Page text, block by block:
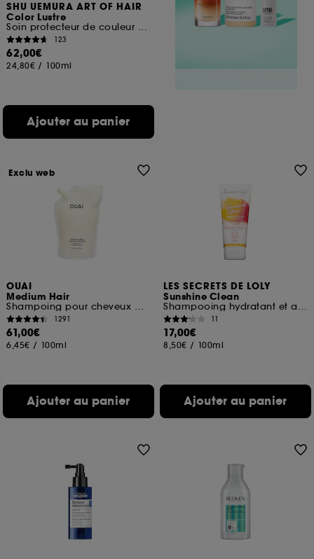
SHU UEMURA ART OF HAIR
Color Lustre
Soin protecteur de couleur avec de l'extrait de saké kasu
123
62,00€
24,80€ / 100ml
Ajouter au panier
OUAI
Medium Hair
Shampoing pour cheveux moyens Recharge
1291
61,00€
6,45€ / 100ml
Ajouter au panier
Exclu web
LES SECRETS DE LOLY
Sunshine Clean
Shampooing hydratant et anti-pelliculaire
11
17,00€
8,50€ / 100ml
Ajouter au panier